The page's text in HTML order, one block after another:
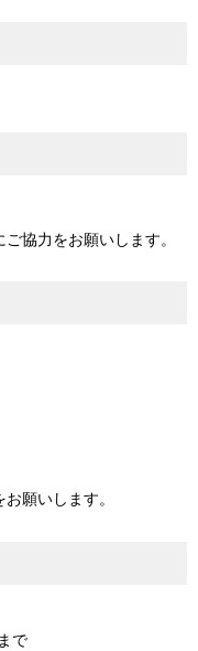
協力をお願いします。
願いします。
で